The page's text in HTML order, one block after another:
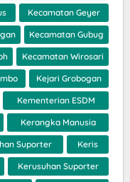
Kecamatan Geyer
Kecamatan Gubug
Kecamatan Wirosari
Kejari Grobogan
Kementerian ESDM
Kerangka Manusia
Suporter Keris
Kerusuhan Suporter